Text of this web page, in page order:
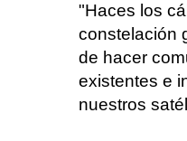
"Haces los
constelación
de hacer
existentes e
nuestros